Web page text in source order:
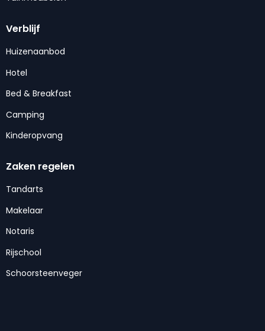
Verblijf
Huizenaanbod
Hotel
Bed & Breakfast
Camping
Kinderopvang
Zaken regelen
Tandarts
Makelaar
Notaris
Rijschool
Schoorsteenveger